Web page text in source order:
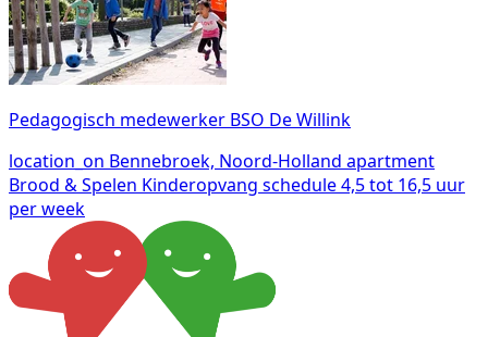
Pedagogisch medewerker BSO De Willink
location_on Bennebroek, Noord-Holland apartment
Brood & Spelen Kinderopvang schedule4,5 tot 16,5 uur
per week